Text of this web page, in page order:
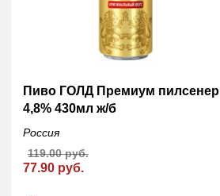
Пиво ГОЛД Премиум пилсенер
4,8% 430мл ж/б
Россия
77.90 руб.
119.00 руб.